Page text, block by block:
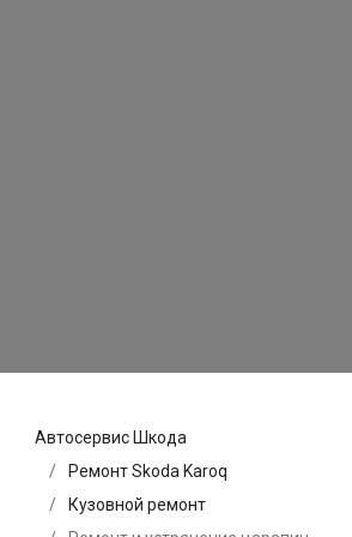
Автосервис Шкода
Ремонт Skoda Karoq
Кузовной ремонт